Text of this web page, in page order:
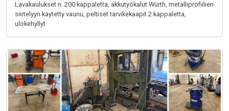
Lavakaulukset n. 200 kappaletta, akkutyökalut Würth, metalliprofiilien
siirtelyyn käytetty vaunu, peltiset tarvikekaapit 2 kappaletta,
ulokehyllyt